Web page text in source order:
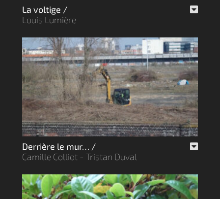
La voltige /
Louis Lumière
Derrière le mur… /
Camille Colliot - Tristan Duval